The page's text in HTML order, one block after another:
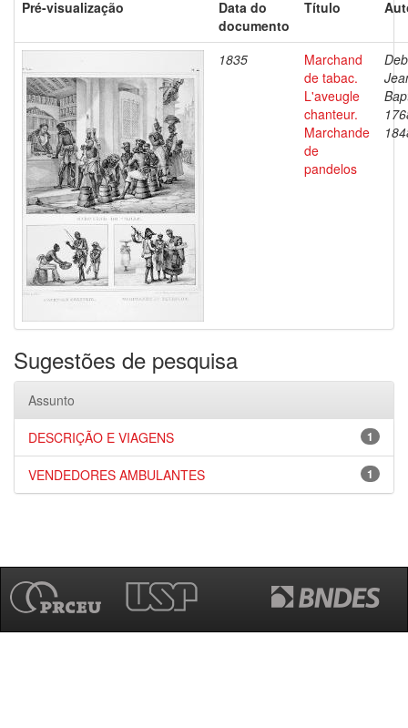
Pré-visualização
Data do
documento
Título
1835
Marchand
de tabac.
L'aveugle
chanteur.
Marchande
de
pandelos
Sugestões de pesquisa
Assunto
1
DESCRIÇÃO E VIAGENS
1
VENDEDORES AMBULANTES